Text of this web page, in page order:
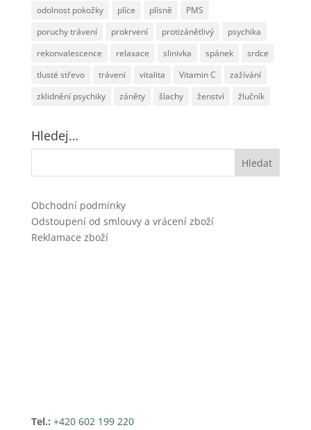
odolnost pokožky
plíce plísně
PMS
poruchy trávení
prokrvení protizánětlivý
psychika
rekonvalescence
relaxace slinivka spánek
srdce
tlusté střevo
trávení vitalita Vitamin C
zažívání
zklidnění psychiky
záněty šlachy ženství žlučník
Hledej…
Obchodní podmínky
Odstoupení od smlouvy a vrácení zboží
Reklamace zboží
Tel.: +420 602 199 220